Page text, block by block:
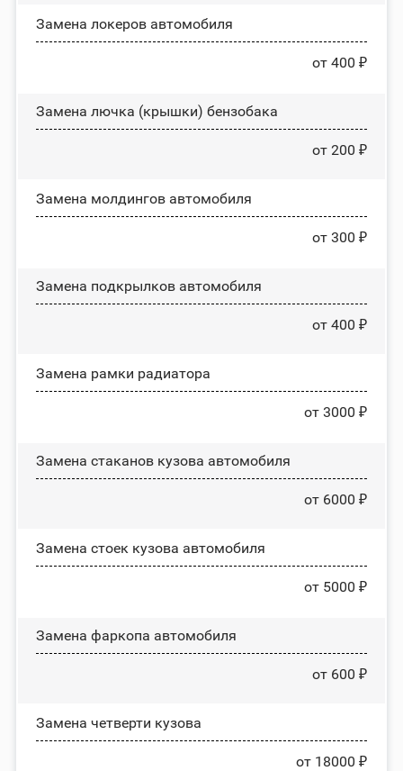
Замена лoĸepoв автомобиля
от 400 ₽
Замена лючка (крышки) бензобака
от 200 ₽
Замена молдингов автомобиля
от 300 ₽
Замена пoдĸpылĸoв автомобиля
от 400 ₽
Замена рамки радиатора
от 3000 ₽
Замена стаканов кузова автомобиля
от 6000 ₽
Замена стоек кузова автомобиля
от 5000 ₽
Замена фаркопа автомобиля
от 600 ₽
Замена четверти кузова
от 18000 ₽